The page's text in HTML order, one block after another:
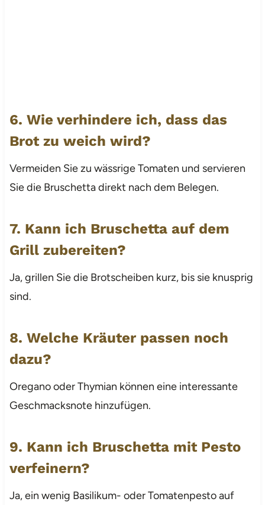
6. Wie verhindere ich, dass das
Brot zu weich wird?
Vermeiden Sie zu wässrige Tomaten und servieren
Sie die Bruschetta direkt nach dem Belegen.
7. Kann ich Bruschetta auf dem
Grill zubereiten?
Ja, grillen Sie die Brotscheiben kurz, bis sie knusprig
sind.
8. Welche Kräuter passen noch
dazu?
Oregano oder Thymian können eine interessante
Geschmacksnote hinzufügen.
9. Kann ich Bruschetta mit Pesto
verfeinern?
Ja, ein wenig Basilikum- oder Tomatenpesto auf